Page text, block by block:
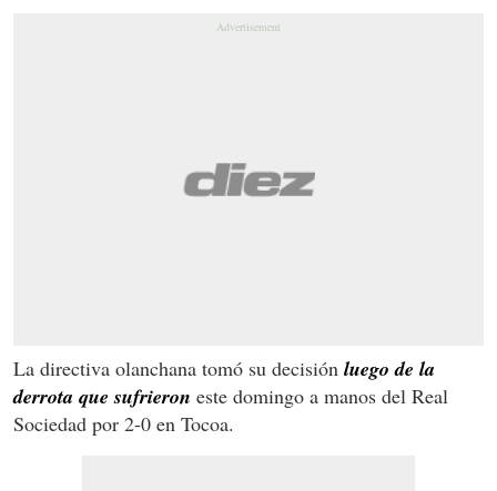
La directiva olanchana tomó su decisión luego de la
derrota que sufrieron este domingo a manos del Real
Sociedad por 2-0 en Tocoa.